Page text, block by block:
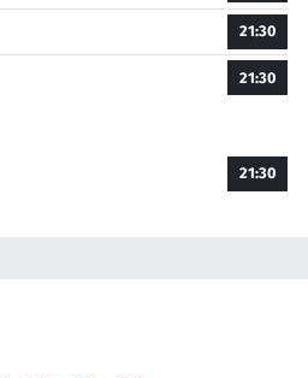
21:30
21:30
21:30